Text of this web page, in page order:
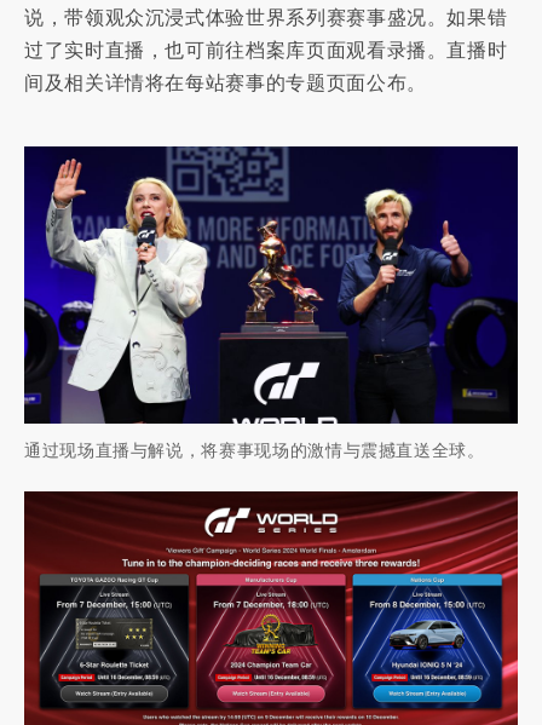
说，带领观众沉浸式体验世界系列赛赛事盛况。如果错
过了实时直播，也可前往档案库页面观看录播。直播时
间及相关详情将在每站赛事的专题页面公布。
通过现场直播与解说，将赛事现场的激情与震撼直送全球。